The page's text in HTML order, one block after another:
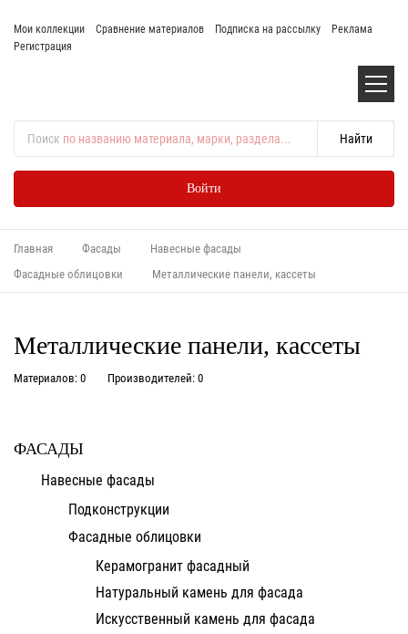
Мои коллекции Сравнение материалов Подписка на рассылку
Реклама
Регистрация
Поиск по названию материала, марки, раздела...
Войти
Главная Фасады
Навесные фасады
Фасадные облицовки
Металлические панели, кассеты
Металлические панели, кассеты
Материалов: 0 Производителей: 0
ФАСАДЫ
Навесные фасады
Подконструкции
Фасадные облицовки
Керамогранит фасадный
Натуральный камень для фасада
Искусственный камень для фасада